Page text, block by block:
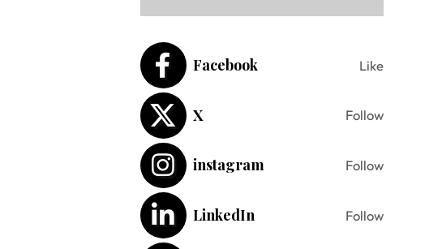
Facebook Like
X Follow
instagram Follow
LinkedIn Follow